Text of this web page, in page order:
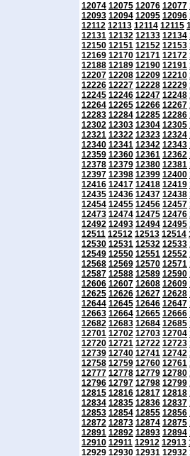
12074 12075 12076 12077
12093 12094 12095 12096
12112 12113 12114 12115
12131 12132 12133 12134
12150 12151 12152 12153
12169 12170 12171 12172
12188 12189 12190 12191
12207 12208 12209 12210
12226 12227 12228 12229
12245 12246 12247 12248
12264 12265 12266 12267
12283 12284 12285 12286
12302 12303 12304 12305
12321 12322 12323 12324
12340 12341 12342 12343
12359 12360 12361 12362
12378 12379 12380 12381
12397 12398 12399 12400
12416 12417 12418 12419
12435 12436 12437 12438
12454 12455 12456 12457
12473 12474 12475 12476
12492 12493 12494 12495
12511 12512 12513 12514
12530 12531 12532 12533
12549 12550 12551 12552
12568 12569 12570 12571
12587 12588 12589 12590
12606 12607 12608 12609
12625 12626 12627 12628
12644 12645 12646 12647
12663 12664 12665 12666
12682 12683 12684 12685
12701 12702 12703 12704
12720 12721 12722 12723
12739 12740 12741 12742
12758 12759 12760 12761
12777 12778 12779 12780
12796 12797 12798 12799
12815 12816 12817 12818
12834 12835 12836 12837
12853 12854 12855 12856
12872 12873 12874 12875
12891 12892 12893 12894
12910 12911 12912 12913
12929 12930 12931 12932